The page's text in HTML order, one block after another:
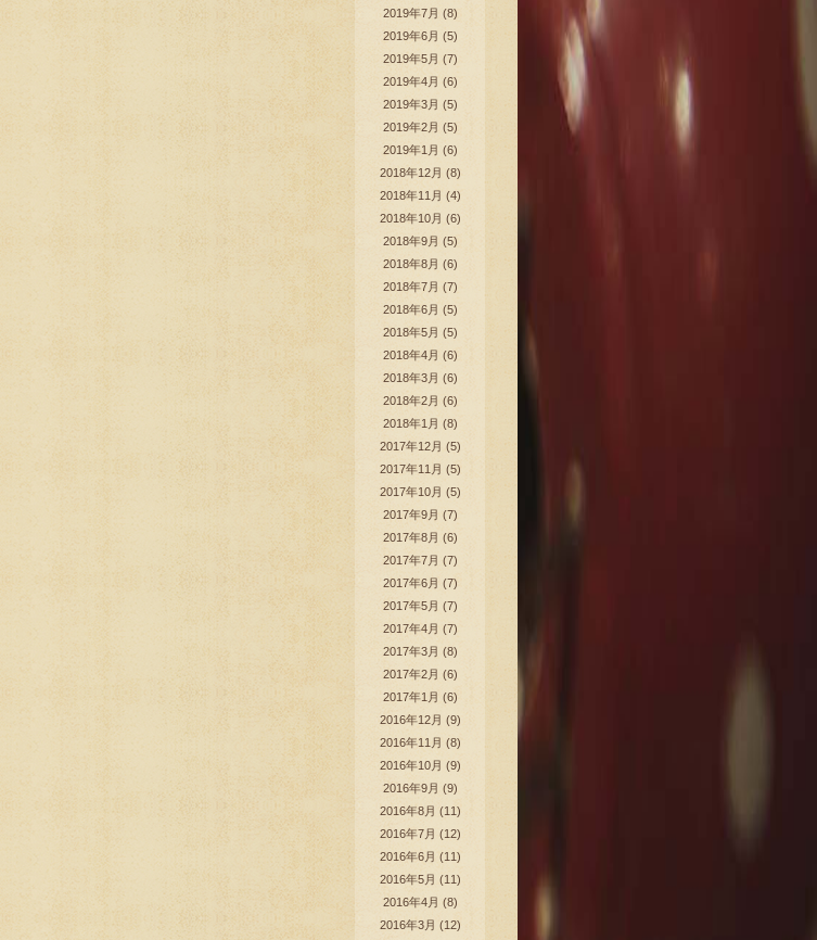
2019年7月 (8)
2019年6月 (5)
2019年5月 (7)
2019年4月 (6)
2019年3月 (5)
2019年2月 (5)
2019年1月 (6)
2018年12月 (8)
2018年11月 (4)
2018年10月 (6)
2018年9月 (5)
2018年8月 (6)
2018年7月 (7)
2018年6月 (5)
2018年5月 (5)
2018年4月 (6)
2018年3月 (6)
2018年2月 (6)
2018年1月 (8)
2017年12月 (5)
2017年11月 (5)
2017年10月 (5)
2017年9月 (7)
2017年8月 (6)
2017年7月 (7)
2017年6月 (7)
2017年5月 (7)
2017年4月 (7)
2017年3月 (8)
2017年2月 (6)
2017年1月 (6)
2016年12月 (9)
2016年11月 (8)
2016年10月 (9)
2016年9月 (9)
2016年8月 (11)
2016年7月 (12)
2016年6月 (11)
2016年5月 (11)
2016年4月 (8)
2016年3月 (12)